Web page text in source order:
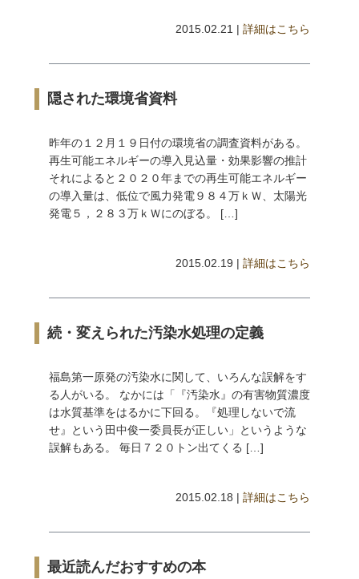
2015.02.21 |詳細はこちら
隠された環境省資料
昨年の１２月１９日付の環境省の調査資料がある。
再生可能エネルギーの導入見込量・効果影響の推計
それによると２０２０年までの再生可能エネルギー
の導入量は、低位で風力発電９８４万ｋＷ、太陽光
発電５，２８３万ｋＷにのぼる。 […]
2015.02.19 |詳細はこちら
続・変えられた汚染水処理の定義
福島第一原発の汚染水に関して、いろんな誤解をす
る人がいる。 なかには「『汚染水』の有害物質濃度
は水質基準をはるかに下回る。『処理しないで流
せ』という田中俊一委員長が正しい」というような
誤解もある。 毎日７２０トン出てくる […]
2015.02.18 |詳細はこちら
最近読んだおすすめの本